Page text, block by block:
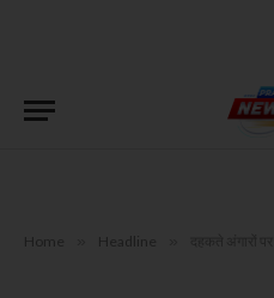
Home Headline